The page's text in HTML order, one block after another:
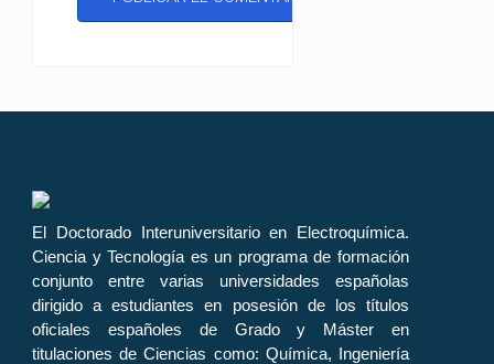
El Doctorado Interuniversitario en Electroquímica.
Ciencia y Tecnología es un programa de formación
conjunto entre varias universidades españolas
dirigido a estudiantes en posesión de los títulos
oficiales españoles de Grado y Máster en
titulaciones de Ciencias como: Química, Ingeniería